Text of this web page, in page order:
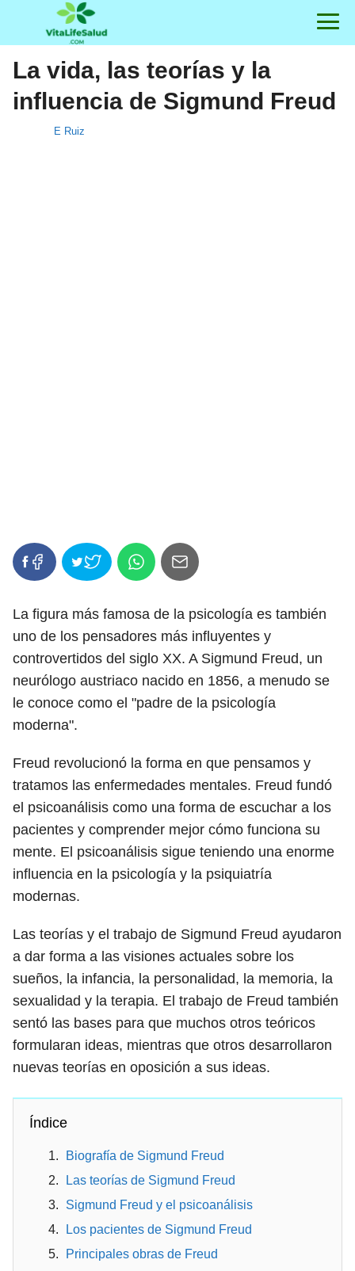
La vida, las teorías y la
influencia de Sigmund Freud
E Ruiz
La figura más famosa de la psicología es también
uno de los pensadores más influyentes y
controvertidos del siglo XX. A Sigmund Freud, un
neurólogo austriaco nacido en 1856, a menudo se
le conoce como el "padre de la psicología
moderna".
Freud revolucionó la forma en que pensamos y
tratamos las enfermedades mentales. Freud fundó
el psicoanálisis como una forma de escuchar a los
pacientes y comprender mejor cómo funciona su
mente. El psicoanálisis sigue teniendo una enorme
influencia en la psicología y la psiquiatría
modernas.
Las teorías y el trabajo de Sigmund Freud ayudaron
a dar forma a las visiones actuales sobre los
sueños, la infancia, la personalidad, la memoria, la
sexualidad y la terapia. El trabajo de Freud también
sentó las bases para que muchos otros teóricos
formularan ideas, mientras que otros desarrollaron
nuevas teorías en oposición a sus ideas.
Índice
Biografía de Sigmund Freud
Las teorías de Sigmund Freud
Sigmund Freud y el psicoanálisis
Los pacientes de Sigmund Freud
Principales obras de Freud